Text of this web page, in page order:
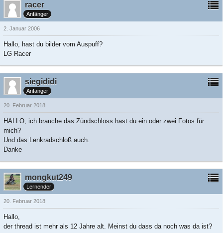
racer
Anfänger
2. Januar 2006
Hallo, hast du bilder vom Auspuff?
LG Racer
siegididi
Anfänger
20. Februar 2018
HALLO, ich brauche das Zündschloss hast du ein oder zwei Fotos für
mich?
Und das Lenkradschloß auch.
Danke
mongkut249
Lernender
20. Februar 2018
Hallo,
der thread ist mehr als 12 Jahre alt. Meinst du dass da noch was da ist?